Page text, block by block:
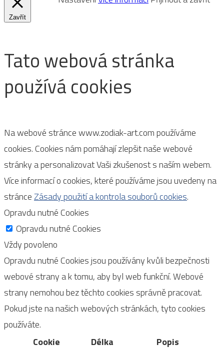
Zavřít
Tato webová stránka
používá cookies
Na webové stránce www.zodiak-art.com používáme
cookies. Cookies nám pomáhají zlepšit naše webové
stránky a personalizovat Vaši zkušenost s naším webem.
Více informací o cookies, které používáme jsou uvedeny na
stránceZásady použití a kontrola souborů cookies.
Opravdu nutné Cookies
Opravdu nutné Cookies
Vždy povoleno
Opravdu nutné Cookies jsou používány kvůli bezpečnosti
webové strany a k tomu, aby byl web funkční. Webové
strany nemohou bez těchto cookies správně pracovat.
Pokud jste na našich webových stránkách, tyto cookies
používáte.
Cookie
Délka
Popis